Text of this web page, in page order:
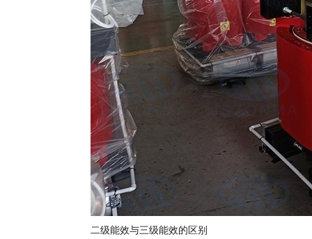
二级能效与三级能效的区别